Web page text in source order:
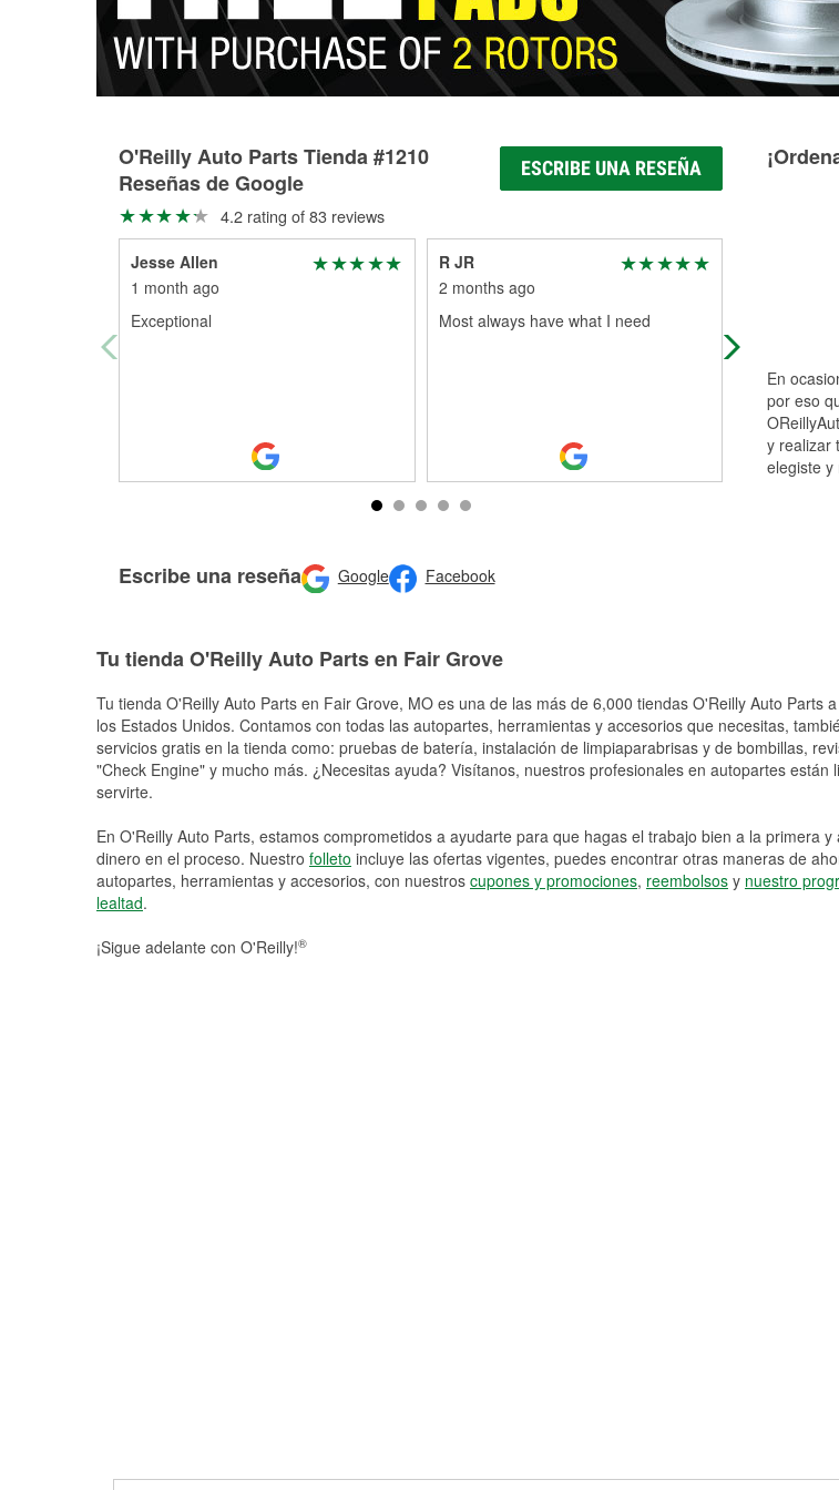
O'Reilly Auto Parts Tienda #1210
Reseñas de Google
ESCRIBE UNA RESEÑA
4.2 rating of 83 reviews
Jesse Allen
1 month ago
Exceptional
R JR
2 months ago
Most always have what I need
Good
anything
need to
...Read
Escribe una reseña Google Facebook
En
por eso
y realizar
elegiste y
Tu tienda O'Reilly Auto Parts en Fair Grove
Tu tienda O'Reilly Auto Parts en Fair Grove, MO es una de las más de 6,000 tiendas O'Reilly Auto Parts
los Estados Unidos. Contamos con todas las autopartes, herramientas y accesorios que necesitas,
servicios gratis en la tienda como: pruebas de batería, instalación de limpiaparabrisas y de bombillas,
"Check Engine" y mucho más. ¿Necesitas ayuda? Visítanos, nuestros profesionales en autopartes están
servirte.
En O'Reilly Auto Parts, estamos comprometidos a ayudarte para que hagas el trabajo bien a la primera y
dinero en el proceso. Nuestro folleto incluye las ofertas vigentes, puedes encontrar otras maneras de
autopartes, herramientas y accesorios, con nuestros cupones y promociones, reembolsos y nuestro
lealtad.
¡Sigue adelante con O'Reilly!®